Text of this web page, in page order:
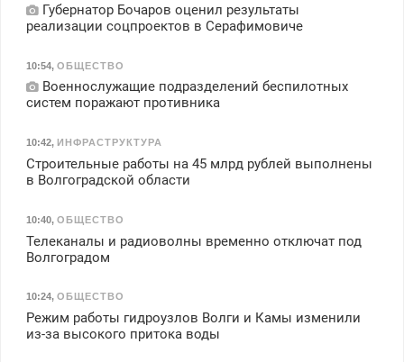
Губернатор Бочаров оценил результаты
реализации соцпроектов в Серафимовиче
10:54, ОБЩЕСТВО
Военнослужащие подразделений беспилотных
систем поражают противника
10:42, ИНФРАСТРУКТУРА
Строительные работы на 45 млрд рублей выполнены
в Волгоградской области
10:40, ОБЩЕСТВО
Телеканалы и радиоволны временно отключат под
Волгоградом
10:24, ОБЩЕСТВО
Режим работы гидроузлов Волги и Камы изменили
из-за высокого притока воды